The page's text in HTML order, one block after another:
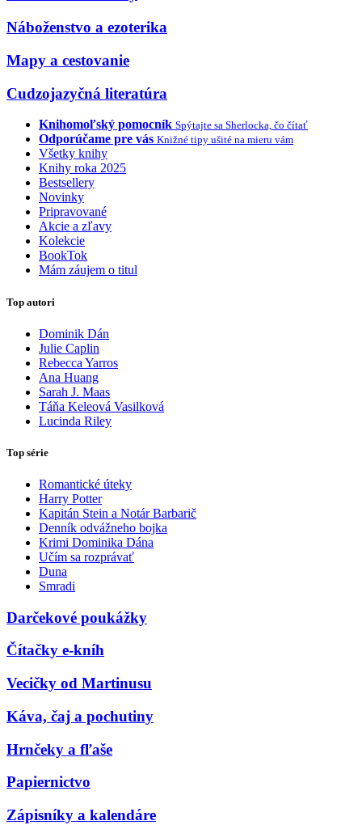
Náboženstvo a ezoterika
Mapy a cestovanie
Cudzojazyčná literatúra
Knihomoľský pomocník Spýtajte sa Sherlocka, čo čítať
Odporúčame pre vás Knižné tipy ušité na mieru vám
Všetky knihy
Knihy roka 2025
Bestsellery
Novinky
Pripravované
Akcie a zľavy
Kolekcie
BookTok
Mám záujem o titul
Top autori
Dominik Dán
Julie Caplin
Rebecca Yarros
Ana Huang
Sarah J. Maas
Táňa Keleová Vasilková
Lucinda Riley
Top série
Romantické úteky
Harry Potter
Kapitán Stein a Notár Barbarič
Denník odvážneho bojka
Krimi Dominika Dána
Učím sa rozprávať
Duna
Smradi
Darčekové poukážky
Čítačky e-kníh
Vecičky od Martinusu
Káva, čaj a pochutiny
Hrnčeky a fľaše
Papiernictvo
Zápisníky a kalendáre